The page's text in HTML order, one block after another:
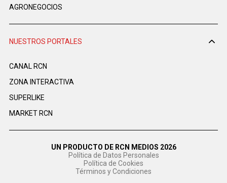
AGRONEGOCIOS
NUESTROS PORTALES
CANAL RCN
ZONA INTERACTIVA
SUPERLIKE
MARKET RCN
UN PRODUCTO DE RCN MEDIOS 2026
Política de Datos Personales
Política de Cookies
Términos y Condiciones